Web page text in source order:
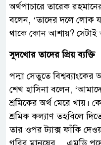
অর্থপাচারে তারেক
বলেন, ‘তাদের দলে লোক
থাকে কোন আশায়? সেটাই
সুদখোর তাদের প্রিয় ব্যক্তি
পদ্মা সেতুতে বিশ্বব্যাংকের
শেখ হাসিনা বলেন,
শ্রমিকের অর্থ মেরে খায়।
শ্রমিক কল্যাণ তহবিলে
তার ওপর ট্যাক্স ফাঁকি